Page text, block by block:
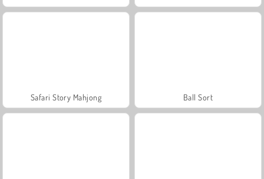
Safari Story Mahjong Ball Sort